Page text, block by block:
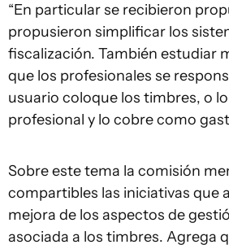
“En particular se recibieron
propusieron simplificar los
fiscalización. También estudiar
que los profesionales se
usuario coloque los timbres, o
profesional y lo cobre como
Sobre este tema la comisión
compartibles las iniciativas que
mejora de los aspectos de
asociada a los timbres. Agrega